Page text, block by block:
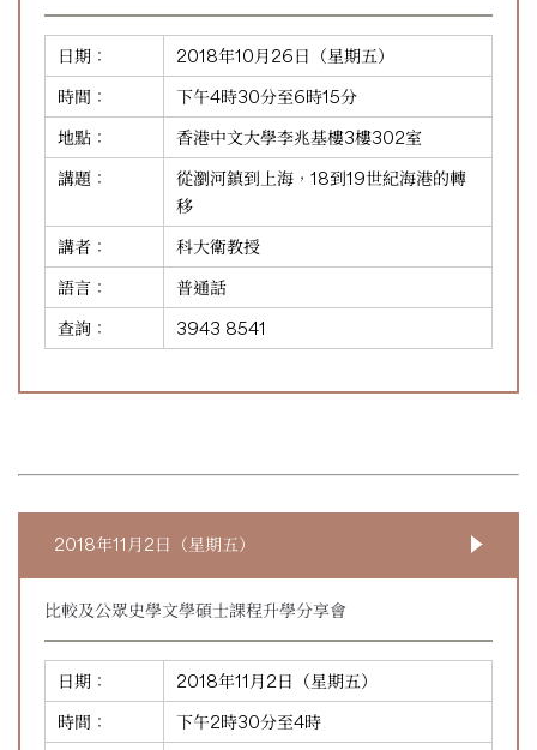
日期：
2018年10月26日（星期五）
時間：
下午4時30分至6時15分
地點：
香港中文大學李兆基樓3樓302室
講題：
從瀏河鎮到上海，18到19世紀海港的轉
移
講者：
科大衛教授
語言：
普通話
查詢：
3943 8541
2018年11月2日（星期五）
比較及公眾史學文學碩士課程升學分享會
日期：
2018年11月2日（星期五）
時間：
下午2時30分至4時